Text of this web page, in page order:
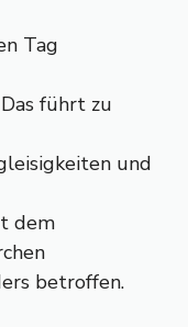
Tag
führt zu
und
dem
betroffen.